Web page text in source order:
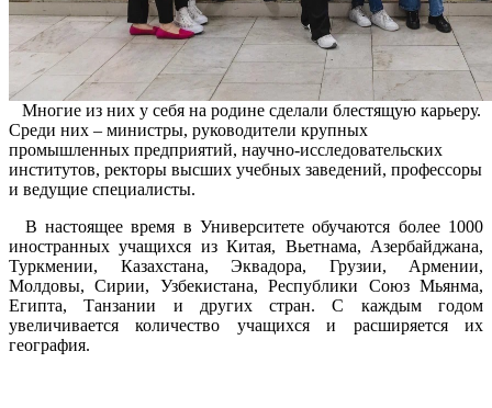
Многие из них у себя на родине сделали блестящую карьеру.
Среди них – министры, руководители крупных
промышленных предприятий, научно-исследовательских
институтов, ректоры высших учебных заведений, профессоры
и ведущие специалисты.
В настоящее время в Университете обучаются более 1000
иностранных учащихся из Китая, Вьетнама, Азербайджана,
Туркмении, Казахстана, Эквадора, Грузии, Армении,
Молдовы, Сирии, Узбекистана, Республики Союз Мьянма,
Египта, Танзании и других стран. С каждым годом
увеличивается количество учащихся и расширяется их
география.